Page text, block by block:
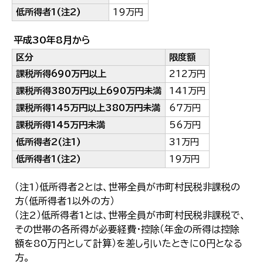
低所得者1(注2)
19万円
平成30年8月から
区分
限度額
課税所得690万円以上
212万円
課税所得380万円以上690万円未満
141万円
課税所得145万円以上380万円未満
67万円
課税所得145万円未満
56万円
低所得者2(注1)
31万円
低所得者1(注2)
19万円
（注1）低所得者2とは、世帯全員が市町村民税非課税の
方（低所得者1以外の方）
（注2）低所得者1とは、世帯全員が市町村民税非課税で、
その世帯の各所得が必要経費・控除（年金の所得は控除
額を80万円として計算）を差し引いたときに0円となる
方。